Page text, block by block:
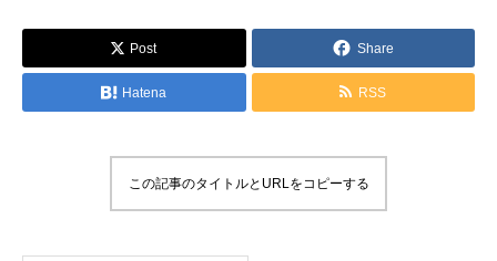
Post Share
Hatena RSS
この記事のタイトルとURLをコピーする